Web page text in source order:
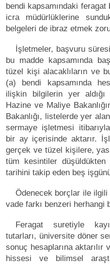
bendi kapsamındaki feragat
icra müdürlüklerine
belgeleri de ibraz etmek
İşletmeler, başvuru
bu madde kapsamında
tüzel kişi alacaklıların ve
(a) bendi kapsamında
ilişkin bilgilerin yer
Hazine ve Maliye
Bakanlığı, listelerde yer
sermaye işletmesi
bir ay içerisinde aktarır.
gerçek ve tüzel kişilere,
tüm kesintiler
tarihini takip eden beş
Ödenecek borçlar ile
vade farkı benzeri herhangi
Feragat suretiyle
tutarları, üniversite döner
sonuç hesaplarına
hissesi ve bilimsel